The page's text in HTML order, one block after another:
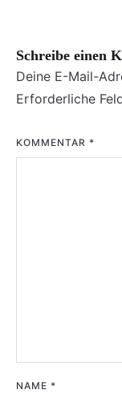
Schreibe einen
Deine E-Mail-
Erforderliche
KOMMENTAR *
NAME *